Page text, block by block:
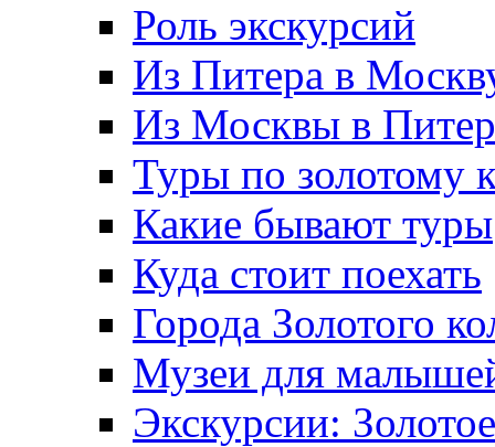
Роль экскурсий
Из Питера в
Из Москвы в Питер
Туры по золотому
Какие бывают туры
Куда стоит поехать
Города Золотого
Музеи для
Экскурсии: